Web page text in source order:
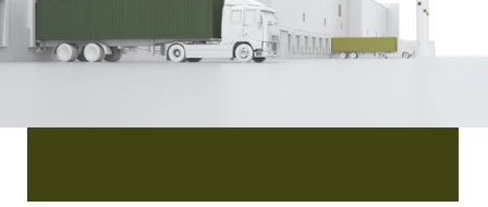
Integratie | Persberichten van Riege Software.
Lees ons laatste nieuws over ons bedrijf Riege